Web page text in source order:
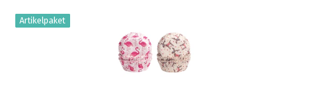
Artikelpaket